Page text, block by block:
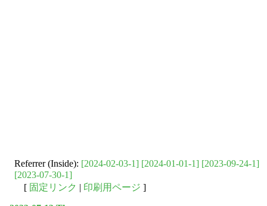
Referrer (Inside): [2024-02-03-1] [2024-01-01-1] [2023-09-24-1]
[2023-07-30-1]
[ 固定リンク | 印刷用ページ ]